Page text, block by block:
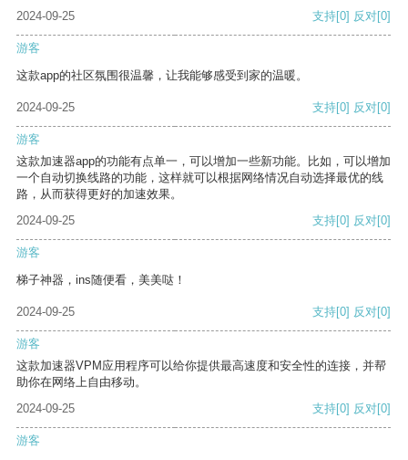
2024-09-25 支持[0] 反对[0]
游客
这款app的社区氛围很温馨，让我能够感受到家的温暖。
2024-09-25 支持[0] 反对[0]
游客
这款加速器app的功能有点单一，可以增加一些新功能。比如，可以增加
一个自动切换线路的功能，这样就可以根据网络情况自动选择最优的线
路，从而获得更好的加速效果。
2024-09-25
支持[0] 反对[0]
游客
梯子神器，ins随便看，美美哒！
2024-09-25 支持[0] 反对[0]
游客
这款加速器VPM应用程序可以给你提供最高速度和安全性的连接，并帮
助你在网络上自由移动。
2024-09-25
支持[0] 反对[0]
游客